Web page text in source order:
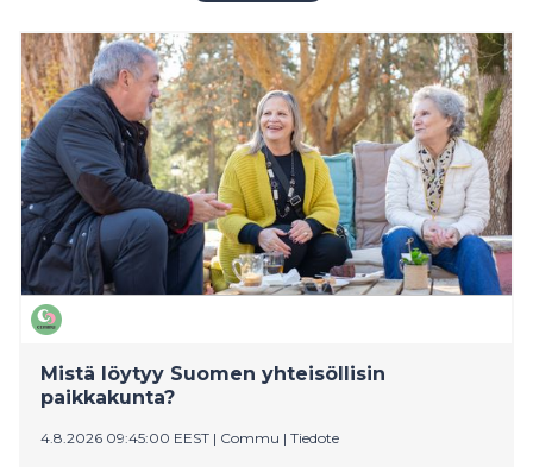
Mistä löytyy Suomen yhteisöllisin
paikkakunta?
4.8.2026 09:45:00 EEST | Commu | Tiedote